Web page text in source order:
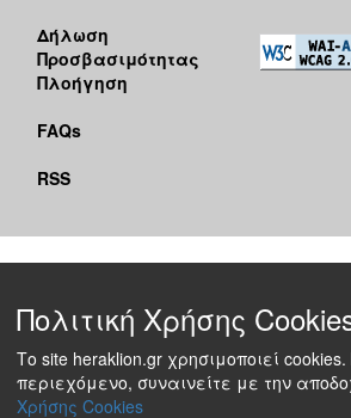
Δήλωση
Προσβασιμότητας
Πλοήγηση
FAQs
RSS
Πολιτική Χρήσης
Το site heraklion.gr χρησιμοποιεί
περιεχόμενο, συναινείτε με την
Χρήσης Cookies